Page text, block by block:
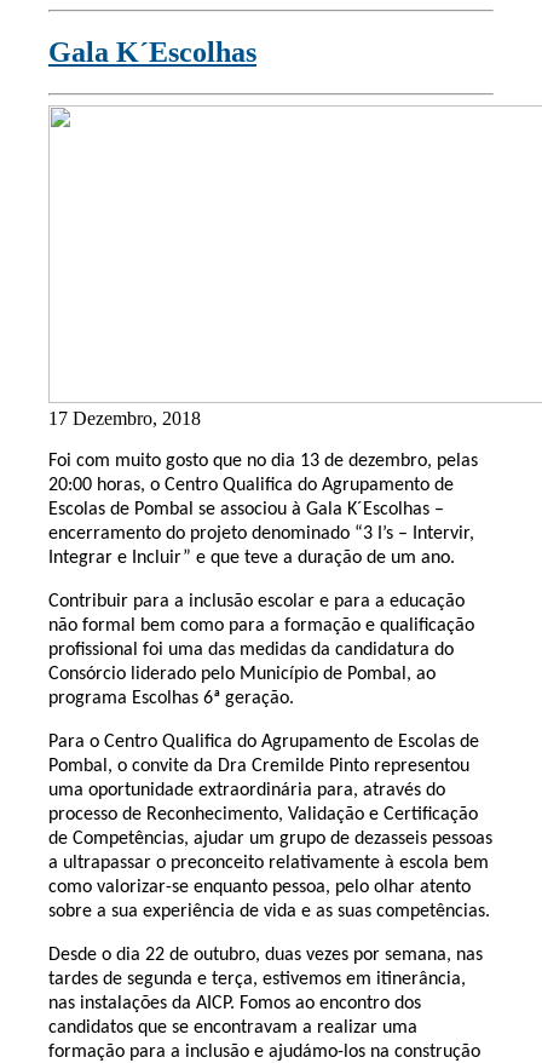
Gala K´Escolhas
17 Dezembro, 2018
Foi com muito gosto que no dia 13 de dezembro, pelas
20:00 horas, o Centro Qualifica do Agrupamento de
Escolas de Pombal se associou à Gala K´Escolhas –
encerramento do projeto denominado “3 I’s – Intervir,
Integrar e Incluir” e que teve a duração de um ano.
Contribuir para a inclusão escolar e para a educação
não formal bem como para a formação e qualificação
profissional foi uma das medidas da candidatura do
Consórcio liderado pelo Município de Pombal, ao
programa Escolhas 6ª geração.
Para o Centro Qualifica do Agrupamento de Escolas de
Pombal, o convite da Dra Cremilde Pinto representou
uma oportunidade extraordinária para, através do
processo de Reconhecimento, Validação e Certificação
de Competências, ajudar um grupo de dezasseis pessoas
a ultrapassar o preconceito relativamente à escola bem
como valorizar-se enquanto pessoa, pelo olhar atento
sobre a sua experiência de vida e as suas competências.
Desde o dia 22 de outubro, duas vezes por semana, nas
tardes de segunda e terça, estivemos em itinerância,
nas instalações da AICP. Fomos ao encontro dos
candidatos que se encontravam a realizar uma
formação para a inclusão e ajudámo-los na construção